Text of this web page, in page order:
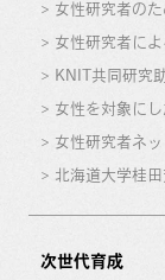
女性研究者の
女性研究者に
KNIT共同研究
女性を対象に
女性研究者ネ
北海道大学桂
次世代育成